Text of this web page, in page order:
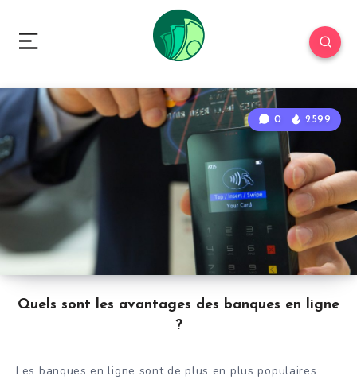
Quels sont les avantages des banques en ligne
?
0 2599
Les banques en ligne sont de plus en plus populaires